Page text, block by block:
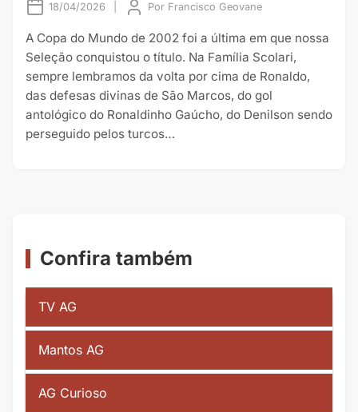
18/04/2026 Por Francisco Geovane
A Copa do Mundo de 2002 foi a última em que nossa
Seleção conquistou o título. Na Família Scolari,
sempre lembramos da volta por cima de Ronaldo,
das defesas divinas de São Marcos, do gol
antológico do Ronaldinho Gaúcho, do Denilson sendo
perseguido pelos turcos…
Confira também
TV AG
Mantos AG
AG Curioso